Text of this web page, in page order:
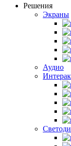
Решения
Экраны
Аудио